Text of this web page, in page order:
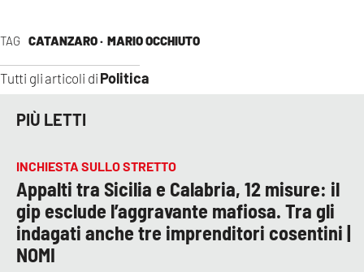
TAG CATANZARO · MARIO OCCHIUTO
Tutti gli articoli di Politica
PIÙ LETTI
INCHIESTA SULLO STRETTO
Appalti tra Sicilia e Calabria, 12 misure: il
gip esclude l’aggravante mafiosa. Tra gli
indagati anche tre imprenditori cosentini |
NOMI